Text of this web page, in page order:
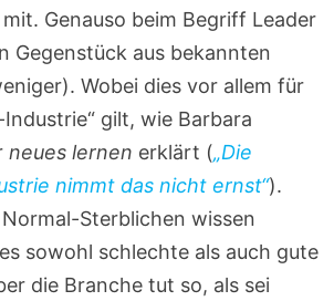
Genauso beim Begriff Leader
Gegenstück aus bekannten
Wobei dies vor allem für
gilt, wie Barbara
neues lernen erklärt („Die
nimmt das nicht ernst“).
Sterblichen wissen
sowohl schlechte als auch gute
die Branche tut so, als sei